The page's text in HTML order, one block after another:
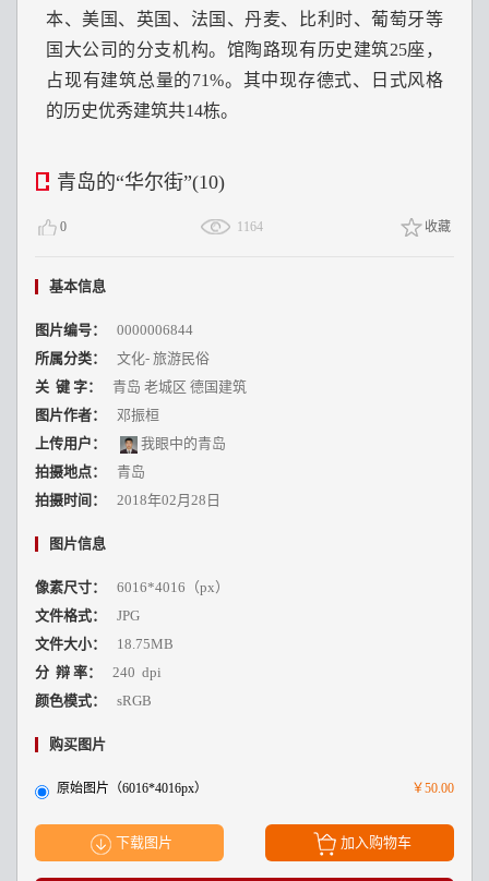
本、美国、英国、法国、丹麦、比利时、葡萄牙等
国大公司的分支机构。馆陶路现有历史建筑25座，
占现有建筑总量的71%。其中现存德式、日式风格
的历史优秀建筑共14栋。
青岛的“华尔街”(10)
0 1164 收藏
基本信息
图片编号：
0000006844
所属分类：
文化- 旅游民俗
关 键 字：
青岛 老城区 德国建筑
图片作者：
邓振桓
上传用户：
我眼中的青岛
拍摄地点：
青岛
拍摄时间：
2018年02月28日
图片信息
像素尺寸：
6016*4016（px）
文件格式：
JPG
文件大小：
18.75MB
分 辩 率：
240 dpi
颜色模式：
sRGB
购买图片
原始图片（6016*4016px） ￥50.00
下载图片 加入购物车